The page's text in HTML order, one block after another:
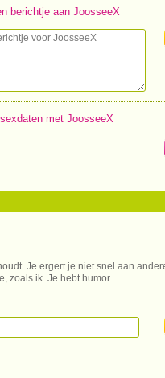
berichtje aan JoosseeX
met JoosseeX
Je ergert je niet snel aan
zoals ik. Je hebt humor.